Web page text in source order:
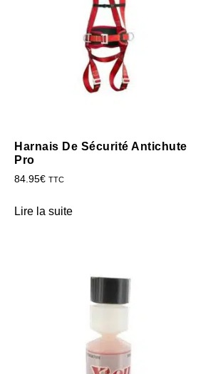
Harnais De Sécurité Antichute
Pro
84.95€ TTC
Lire la suite